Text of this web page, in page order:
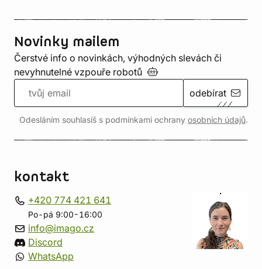
Novinky mailem
Čerstvé info o novinkách, výhodných slevách či
nevyhnutelné vzpouře robotů
odebírat
Odesláním souhlasíš s podmínkami ochrany osobních údajů.
kontakt
+420 774 421 641
Po-pá 9:00-16:00
info@imago.cz
Discord
WhatsApp